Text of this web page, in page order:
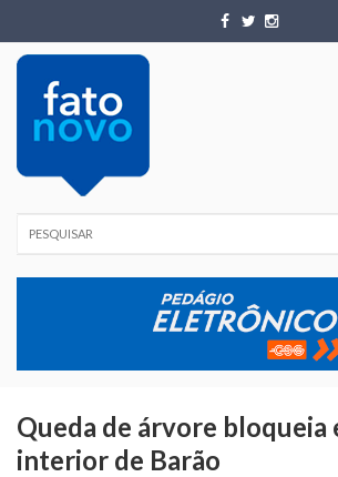
Queda de árvore bloqueia
interior de Barão